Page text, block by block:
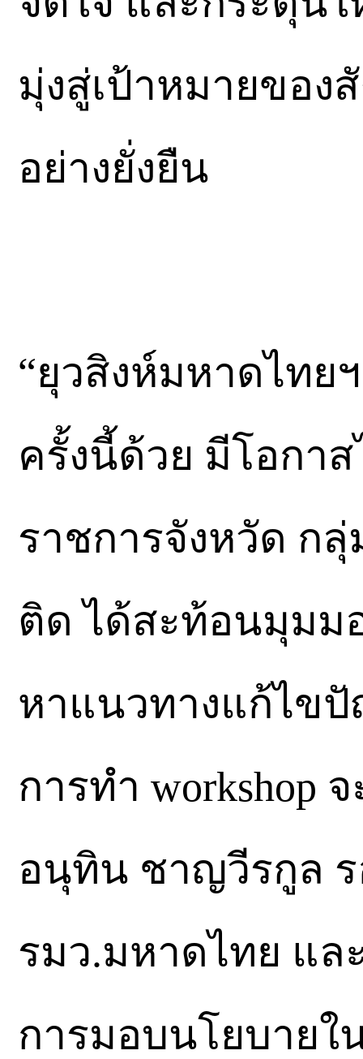
มุ่งสู่เป้าหมายของ
อย่างยั่งยืน
“ยุวสิงห์มหาดไทย
ครั้งนี้ด้วย มีโอกา
ราชการจังหวัด ก
ติด ได้สะท้อนมุมม
หาแนวทางแก้ไข
การทำ workshop
อนุทิน ชาญวีรกูล
รมว.มหาดไทย แ
การมอบนโยบายใ